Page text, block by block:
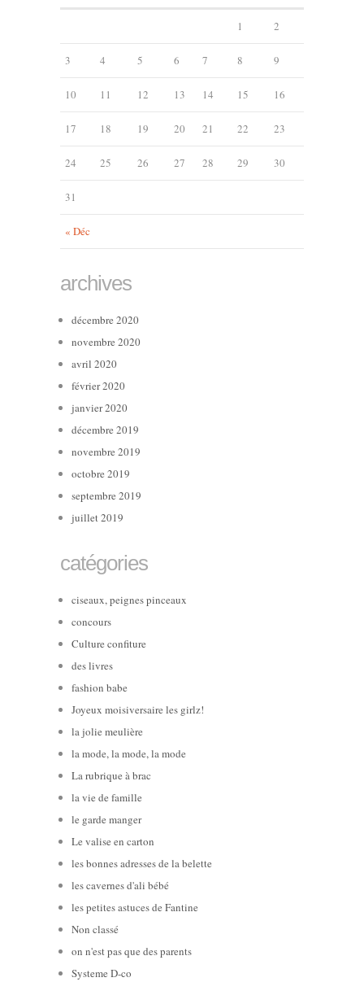
« Déc
1 2
3 4 5 6 7 8 9
10 11 12 13 14 15 16
17 18 19 20 21 22 23
24 25 26 27 28 29 30
31
archives
décembre 2020
novembre 2020
avril 2020
février 2020
janvier 2020
décembre 2019
novembre 2019
octobre 2019
septembre 2019
juillet 2019
catégories
ciseaux, peignes pinceaux
concours
Culture confiture
des livres
fashion babe
Joyeux moisiversaire les girlz!
la jolie meulière
la mode, la mode, la mode
La rubrique à brac
la vie de famille
le garde manger
Le valise en carton
les bonnes adresses de la belette
les cavernes d'ali bébé
les petites astuces de Fantine
Non classé
on n'est pas que des parents
Systeme D-co